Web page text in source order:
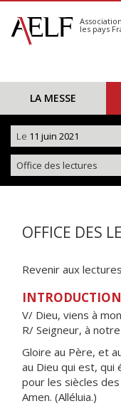
S'abonner
Calendrier
les pays
LA MESSE
Le 11 juin 2021
Office des lectures
OFFICE DES
Revenir aux
INTRODUCTION
V/ Dieu, viens à
R/ Seigneur, à
Gloire au Père, et
au Dieu qui est, qui
pour les siècles
Amen. (Alléluia.)